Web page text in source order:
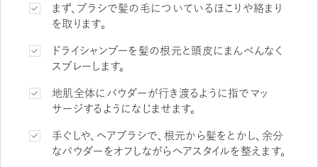
まず、ブラシで髪の毛についているほこりや絡まり
を取ります。
ドライシャンプーを髪の根元と頭皮にまんべんなく
スプレーします。
地肌全体にパウダーが行き渡るように指でマッ
サージするようになじませます。
手ぐしや、ヘアブラシで、根元から髪をとかし、余分
なパウダーをオフしながらヘアスタイルを整えます。